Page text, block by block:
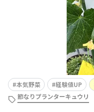
本気野菜 経験値UP
節なりプランターキュウリ